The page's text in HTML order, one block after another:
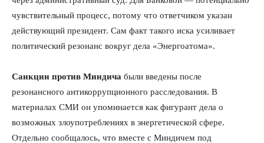
чувствительный процесс, потому что ответчиком указан
действующий президент. Сам факт такого иска усиливает
политический резонанс вокруг дела «Энергоатома».
Санкции против Миндича были введены после
резонансного антикоррупционного расследования. В
материалах СМИ он упоминается как фигурант дела о
возможных злоупотреблениях в энергетической сфере.
Отдельно сообщалось, что вместе с Миндичем под